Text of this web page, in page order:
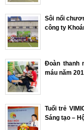
Sôi nổi
công ty
Đoàn thanh
máu năm
Tuổi trẻ
Sáng tạo –